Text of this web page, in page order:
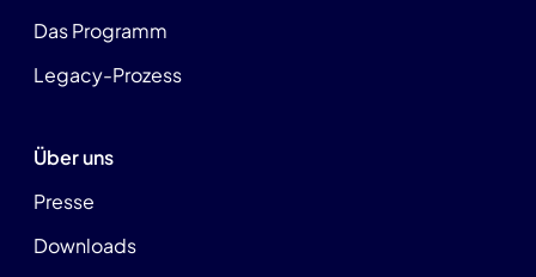
Das Programm
Legacy-Prozess
Über uns
Presse
Downloads